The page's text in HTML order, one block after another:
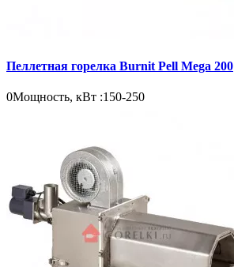
Пеллетная горелка Burnit Pell Mega 200
0Мощность, кВт :150-250